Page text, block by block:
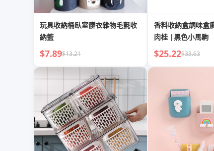
玩具收納桶臥室髒衣雜物毛氈收
納籃
$7.89$13.21
香料收納盒調味盒
肉桂 |黑色小馬駒
$25.22$33.63